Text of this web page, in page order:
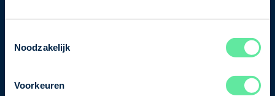
Noodzakelijk
Voorkeuren
Bezuidenhoutseweg 12
T+31 70 349 03 49